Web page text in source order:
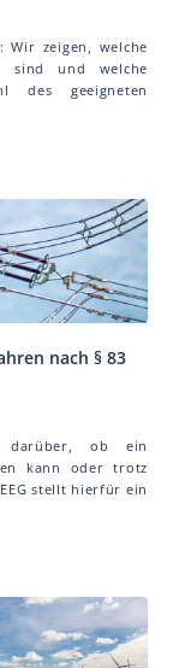
Wir zeigen, welche
sind und welche
des geeigneten
nach § 83
darüber, ob ein
kann oder trotz
stellt hierfür ein